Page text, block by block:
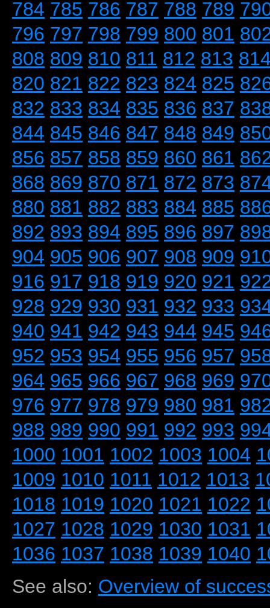
784 785 786 787 788 789
796 797 798 799 800 801
808 809 810 811 812 813
820 821 822 823 824 825
832 833 834 835 836 837
844 845 846 847 848 849
856 857 858 859 860 861
868 869 870 871 872 873
880 881 882 883 884 885
892 893 894 895 896 897
904 905 906 907 908 909
916 917 918 919 920 921
928 929 930 931 932 933
940 941 942 943 944 945
952 953 954 955 956 957
964 965 966 967 968 969
976 977 978 979 980 981
988 989 990 991 992 993
1000 1001 1002 1003 1004
1009 1010 1011 1012 1013
1018 1019 1020 1021 1022
1027 1028 1029 1030 1031
1036 1037 1038 1039 1040
See also: Overview of